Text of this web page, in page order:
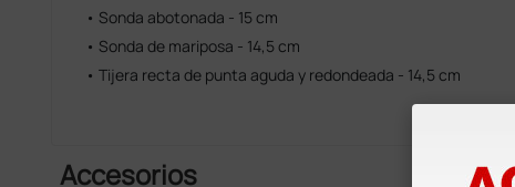
• Sonda abotonada - 15 cm
• Sonda de mariposa - 14,5 cm
• Tijera recta de punta aguda y redondeada - 14,5 cm
Accesorios